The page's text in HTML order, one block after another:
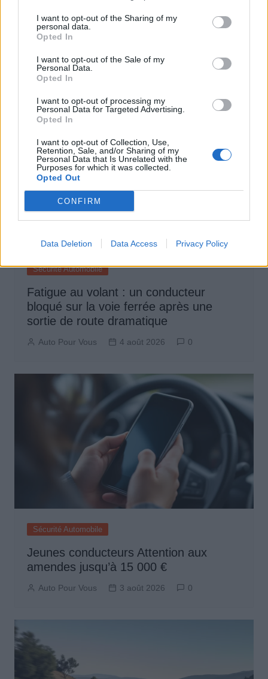
I want to opt-out of the Sharing of my
personal data.
Opted In
I want to opt-out of the Sale of my
Personal Data.
Opted In
I want to opt-out of processing my
Personal Data for Targeted Advertising.
Opted In
I want to opt-out of Collection, Use,
Retention, Sale, and/or Sharing of my
Personal Data that Is Unrelated with the
Purposes for which it was collected.
Opted Out
CONFIRM
Data Deletion Data Access Privacy Policy
Sécurité Automobile
Catalogne lance un radar IA qui traque
téléphone et ceinture en conduisant
Auto Pour Vous
Sécurité Automobile
Fatigue au volant : un conducteur
bloqué sur la voie ferrée après une
sortie de route dramatique
Auto Pour Vous 4 août 2026 0
Sécurité Automobile
Jeunes conducteurs Attention aux
amendes jusqu’à 15 000 €
Auto Pour Vous 3 août 2026 0